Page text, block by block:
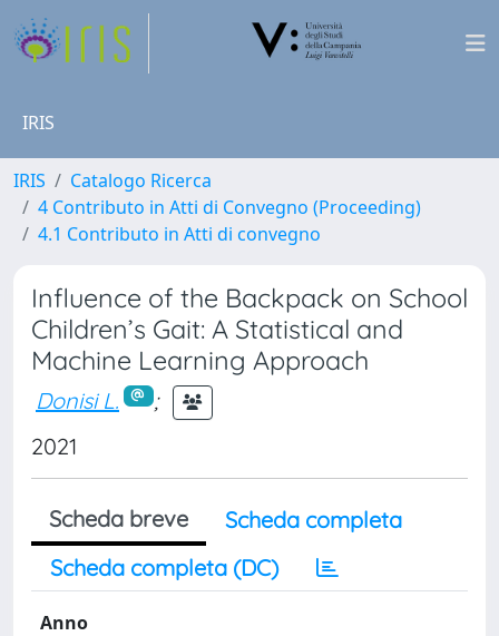
IRIS
IRIS
Catalogo Ricerca
4 Contributo in Atti di Convegno (Proceeding)
4.1 Contributo in Atti di convegno
Influence of the Backpack on School
Children’s Gait: A Statistical and
Machine Learning Approach
Donisi L.
;
2021
Scheda breve
Scheda completa
Scheda completa (DC)
Anno